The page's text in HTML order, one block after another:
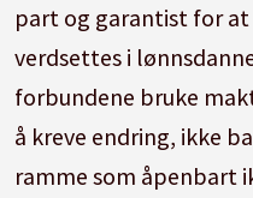
part og garantist for
verdsettes i
forbundene bruke
å kreve endring, ikke
ramme som åpenbart